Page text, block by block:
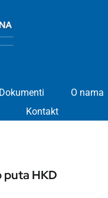
Dokumenti
O nama
Kontakt
HKD